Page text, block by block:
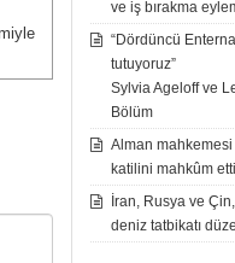
ve iş bırakma
“Dördüncü
tutuyoruz”
Sylvia Ageloff ve
Bölüm
Alman mahkemesi
katilini mahkûm
İran, Rusya ve
deniz tatbikatı